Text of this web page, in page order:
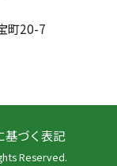
町20-7
基づく表記
Reserved.